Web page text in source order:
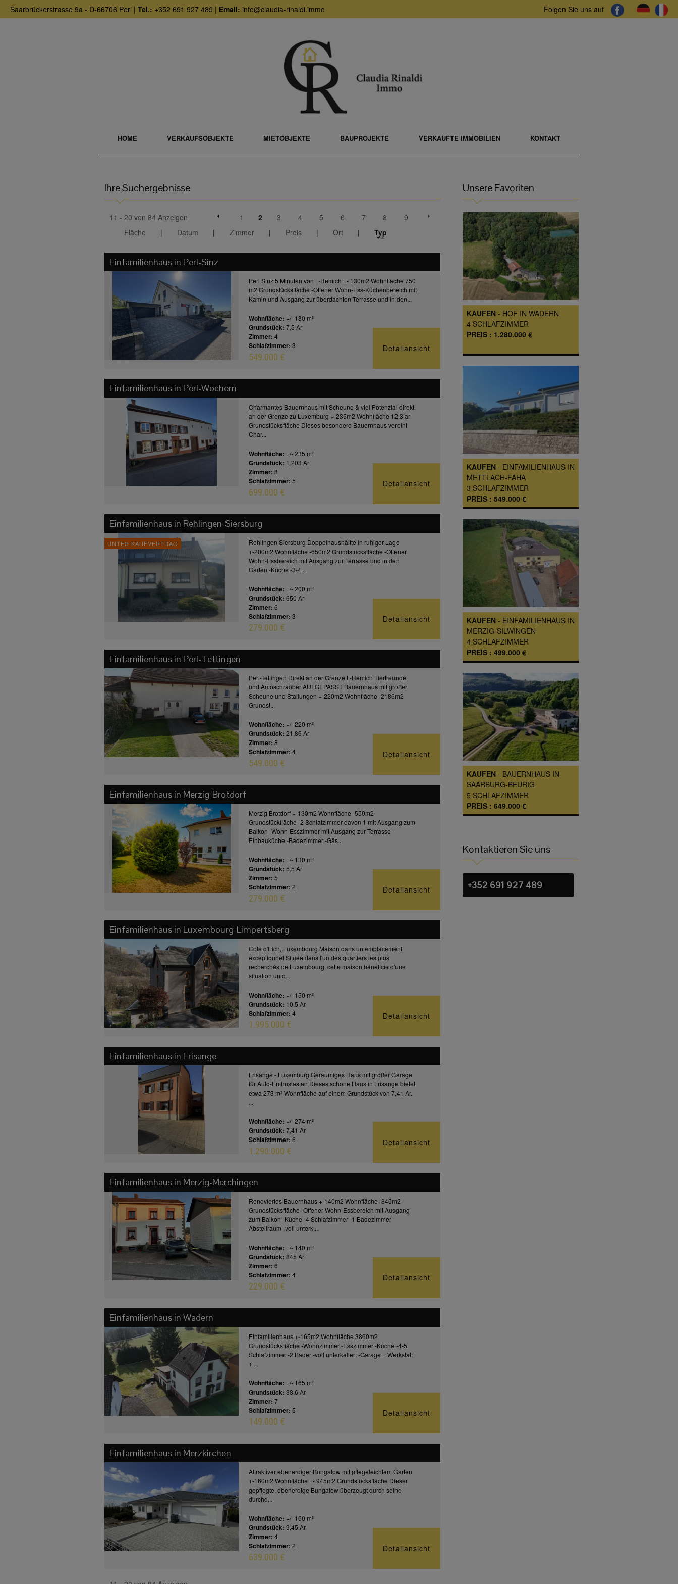
Saarbrückerstrasse 9a - D-66706 Perl | Tel.: +352 691 927 489 | Email: info@claudia-rinaldi.immo Folgen Sie uns auf
HOME VERKAUFSOBJEKTE MIETOBJEKTE BAUPROJEKTE VERKAUFTE IMMOBILIEN KONTAKT
Ihre Suchergebnisse
11 - 20 von 84 Anzeigen 1 2 3 4 5 6 7 8
9
Fläche
| Datum | Zimmer | Preis | Ort | Typ
Einfamilienhaus in Perl-Sinz
Perl Sinz 5 Minuten von L-Remich +- 130m2 Wohnfläche 750
m2 Grundstücksfläche -Offener Wohn-Ess-Küchenbereich mit
Kamin und Ausgang zur überdachten Terrasse und in den...
Wohnfläche: +/- 130 m²
Grundstück:7,5 Ar
Zimmer:4
Schlafzimmer:3
549.000 €
Detailansicht
Einfamilienhaus in Perl-Wochern
Charmantes Bauernhaus mit Scheune & viel Potenzial direkt
an der Grenze zu Luxemburg +-235m2 Wohnfläche 12,3 ar
Grundstücksfläche Dieses besondere Bauernhaus vereint
Char...
Wohnfläche: +/- 235 m²
Grundstück: 1.203 Ar
Zimmer:8
Schlafzimmer:5
699.000 €
Detailansicht
Einfamilienhaus in Rehlingen-Siersburg
UNTER KAUFVERTRAG
Rehlingen Siersburg Doppelhaushälfte in ruhiger Lage
+-200m2 Wohnfläche -650m2 Grundstücksfläche -Offener
Wohn-Essbereich mit Ausgang zur Terrasse und in den
Garten -Küche -3-4...
Wohnfläche: +/- 200 m²
Grundstück:650 Ar
Zimmer:6
Schlafzimmer:3
279.000 €
Detailansicht
Einfamilienhaus in Perl-Tettingen
Perl-Tettingen Direkt an der Grenze L-Remich Tierfreunde
und Autoschrauber AUFGEPASST Bauernhaus mit großer
Scheune und Stallungen +-220m2 Wohnfläche -2186m2
Grundst...
Wohnfläche: +/- 220 m²
Grundstück:21,86 Ar
Zimmer:8
Schlafzimmer:4
549.000 €
Detailansicht
Einfamilienhaus in Merzig-Brotdorf
Merzig Brotdorf +-130m2 Wohnfläche -550m2
Grundstückfläche -2 Schlafzimmer davon 1 mit Ausgang zum
Balkon -Wohn-Esszimmer mit Ausgang zur Terrasse -
Einbauküche -Badezimmer -Gäs...
Wohnfläche: +/- 130 m²
Grundstück:5,5 Ar
Zimmer:5
Schlafzimmer:2
279.000 €
Detailansicht
Einfamilienhaus in Luxembourg-Limpertsberg
Cote d'Eich, Luxembourg Maison dans un emplacement
exceptionnel Située dans l'un des quartiers les plus
recherchés de Luxembourg, cette maison bénéficie d'une
situation uniq...
Wohnfläche: +/- 150 m²
Grundstück: 10,5 Ar
Schlafzimmer:4
1.995.000 €
Detailansicht
Einfamilienhaus in Frisange
Frisange - Luxemburg Geräumiges Haus mit großer Garage
für Auto-Enthusiasten Dieses schöne Haus in Frisange bietet
etwa 273 m² Wohnfläche auf einem Grundstück von 7,41 Ar.
...
Wohnfläche: +/- 274 m²
Grundstück:7,41 Ar
Schlafzimmer:6
1.290.000 €
Detailansicht
Einfamilienhaus in Merzig-Merchingen
Renoviertes Bauernhaus +-140m2 Wohnfläche -845m2
Grundstücksfläche -Offener Wohn-Essbereich mit Ausgang
zum Balkon -Küche -4 Schlafzimmer -1 Badezimmer -
Abstellraum -voll unterk...
Wohnfläche: +/- 140 m²
Grundstück:845 Ar
Zimmer:6
Schlafzimmer:4
229.000 €
Detailansicht
Einfamilienhaus in Wadern
Einfamilienhaus +-165m2 Wohnfläche 3860m2
Grundstücksfläche -Wohnzimmer -Esszimmer -Küche -4-5
Schlafzimmer -2 Bäder -voll unterkellert -Garage + Werkstatt
+ ...
Wohnfläche: +/- 165 m²
Grundstück:38,6 Ar
Zimmer:7
Schlafzimmer:5
149.000 €
Detailansicht
Einfamilienhaus in Merzkirchen
Attraktiver ebenerdiger Bungalow mit pflegeleichtem Garten
+-160m2 Wohnfläche +- 945m2 Grundstücksfläche Dieser
gepflegte, ebenerdige Bungalow überzeugt durch seine
durchd...
Wohnfläche: +/- 160 m²
Grundstück:9,45 Ar
Zimmer:4
Schlafzimmer:2
639.000 €
Detailansicht
Unsere Favoriten
KAUFEN - HOF IN WADERN
4 SCHLAFZIMMER
PREIS : 1.280.000 €
KAUFEN - EINFAMILIENHAUS IN
METTLACH-FAHA
3 SCHLAFZIMMER
PREIS : 549.000 €
KAUFEN - EINFAMILIENHAUS IN
MERZIG-SILWINGEN
4 SCHLAFZIMMER
PREIS : 499.000 €
KAUFEN - BAUERNHAUS IN
SAARBURG-BEURIG
5 SCHLAFZIMMER
PREIS : 649.000 €
Kontaktieren Sie uns
+352 691 927 489